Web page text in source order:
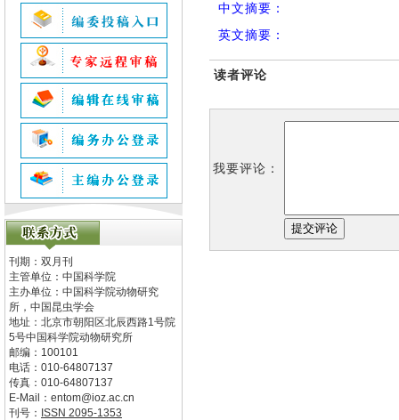
刊期：双月刊
主管单位： 中国科学院
主办单位： 中国科学院动物研究
所，中国昆虫学会
地址： 北京市朝阳区北辰西路1号院
5号中国科学院动物研究所
邮编： 100101
电话： 010-64807137
传真： 010-64807137
E-Mail： entom@ioz.ac.cn
刊号： ISSN 2095-1353
中文摘要：
英文摘要：
读者评论
我要评论：